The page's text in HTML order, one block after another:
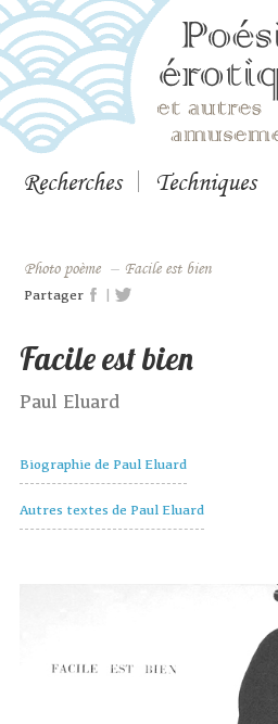
Recherches Techniques
Photo poème – Facile est bien
Partager |
Facile est bien
Paul Eluard
Biographie de Paul Eluard
Autres textes de Paul Eluard